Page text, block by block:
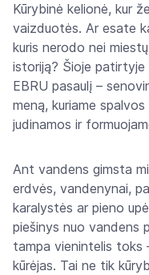
Kūrybinė kelionė, kur
vaizduotės. Ar esate
kuris nerodo nei
istoriją? Šioje patirtyje
EBRU pasaulį –
meną, kuriame
judinamos ir
Ant vandens gimsta
erdvės, vandenynai,
karalystės ar pieno
piešinys nuo vandens
tampa vienintelis toks
kūrėjas. Tai ne tik